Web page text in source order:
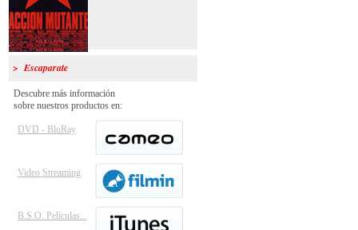
>Acción mutante
> Escaparate
Descubre más información
sobre nuestros productos en:
DVD - BluRay
Video Streaming
B.S.O. Películas...